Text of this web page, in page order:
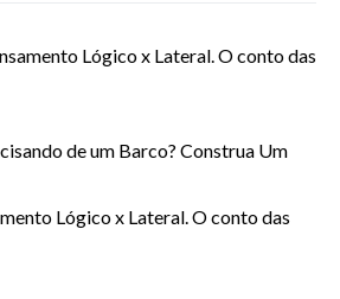
Lógico x Lateral. O conto das
de um Barco? Construa Um
Lógico x Lateral. O conto das